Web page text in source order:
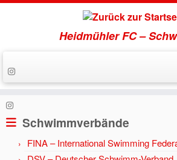
Zum
Inhalt
Heidmühler FC –
Start » Aktuell » Jahr 2023 » Mannschaft
Schwimmverbände
FINA – International Swimming